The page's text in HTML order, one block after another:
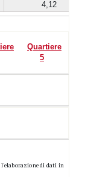
4,12
Quartiere
5
di dati in